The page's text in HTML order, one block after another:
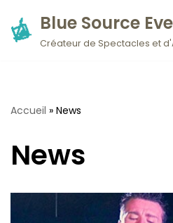
Aller
Blue Source
Créateur de Spectacles et
Accueil » News
News